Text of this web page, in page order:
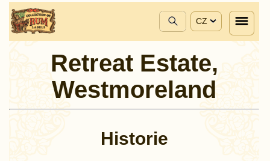
CZ
Retreat Estate,
Westmoreland
Historie